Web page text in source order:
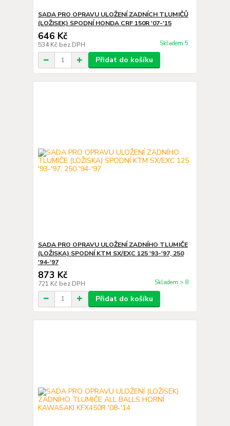
SADA PRO OPRAVU ULOŽENÍ ZADNÍCH TLUMIČŮ
(LOŽISEK) SPODNÍ HONDA CRF 150R '07-'15
646 Kč
534 Kč bez DPH Skladem 5
Přidat do košíku
SADA PRO OPRAVU ULOŽENÍ ZADNÍHO TLUMIČE
(LOŽISKA) SPODNÍ KTM SX/EXC 125 '93-'97, 250
'94-'97
873 Kč
721 Kč bez DPH Skladem > 8
Přidat do košíku